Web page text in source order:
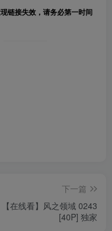
链接失效，请务必第一时间
下一篇
【在线看】风之领域 0243
[40P] 独家